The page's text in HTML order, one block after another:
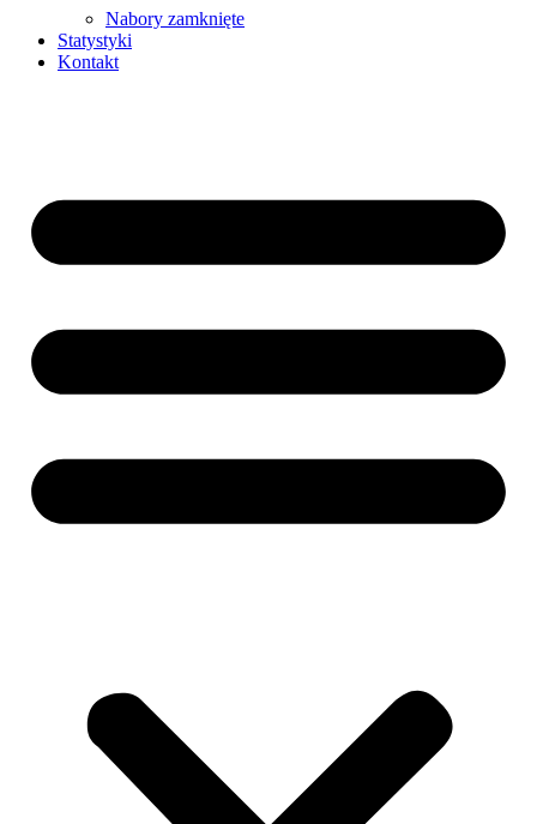
Nabory zamknięte
Statystyki
Kontakt